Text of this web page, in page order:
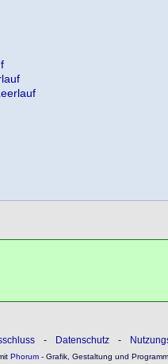
- Datenschutz -
Phorum- Grafik, Gestaltung und